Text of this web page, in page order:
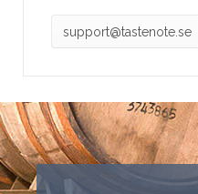
support@tastenote.se